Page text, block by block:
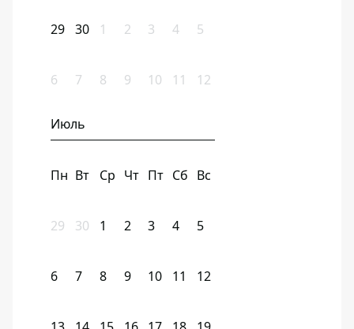
29 30 1 2 3 4 5
6 7 8 9 10 11 12
Июль
Пн Вт Ср Чт Пт Сб Вс
29 30 1 2 3 4 5
6 7 8 9 10 11 12